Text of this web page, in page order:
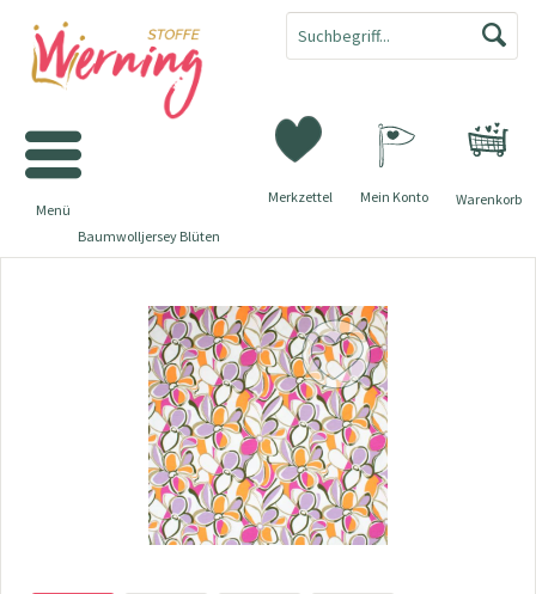
Warenkorb
Merkzettel Mein Konto
Menü
Baumwolljersey Blüten